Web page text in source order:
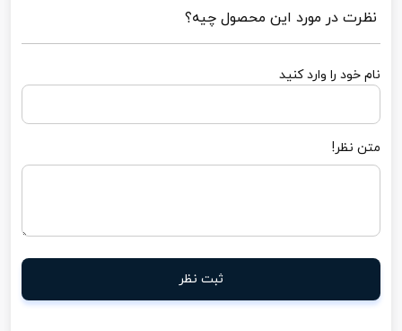
نظرت در مورد این محصول چیه؟
نام خود را وارد کنید
متن نظر!
ثبت نظر